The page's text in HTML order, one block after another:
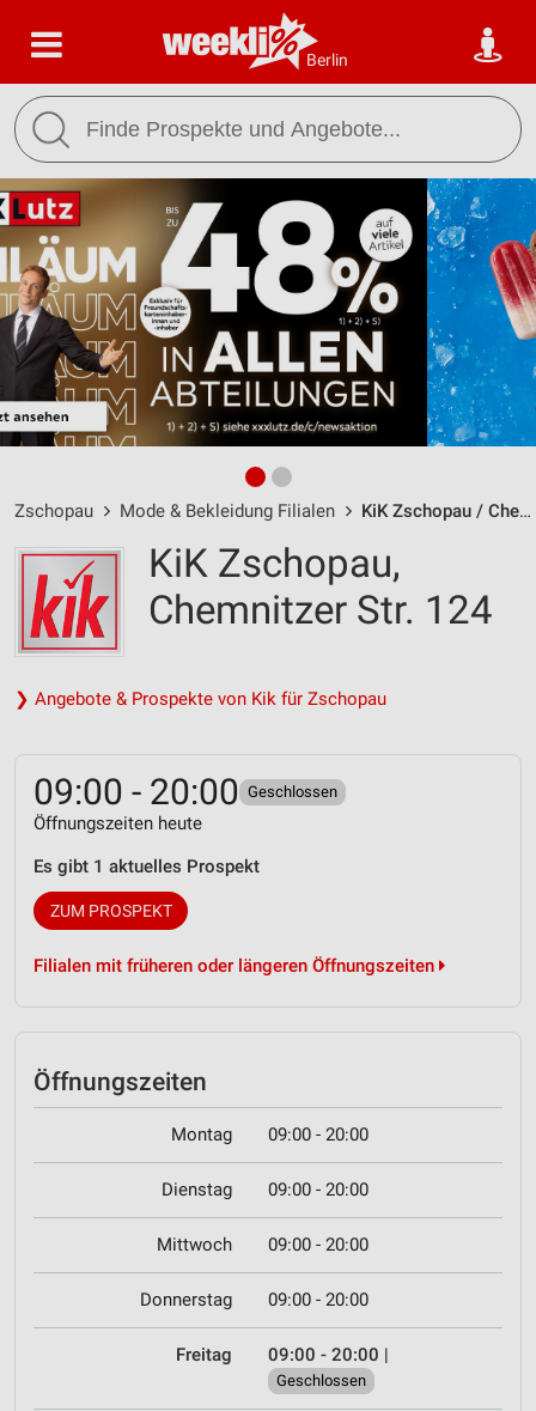
Berlin
Zschopau Mode & Bekleidung Filialen KiK Zschopau / Chemnitzer Str. 124 - Öffnungszeiten & Adresse
KiK Zschopau,
Chemnitzer Str. 124
❯ Angebote & Prospekte von Kik für Zschopau
09:00 - 20:00 Geschlossen
Öffnungszeiten heute
Es gibt 1 aktuelles Prospekt
ZUM PROSPEKT
Filialen mit früheren oder längeren Öffnungszeiten
Öffnungszeiten
Montag 09:00 - 20:00
Dienstag 09:00 - 20:00
Mittwoch 09:00 - 20:00
Donnerstag 09:00 - 20:00
Freitag 09:00 - 20:00 |
Geschlossen